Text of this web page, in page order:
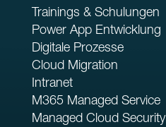
Trainings & Schulungen
Power App Entwicklung
Digitale Prozesse
Cloud Migration
Intranet
M365 Managed Service
Managed Cloud Security